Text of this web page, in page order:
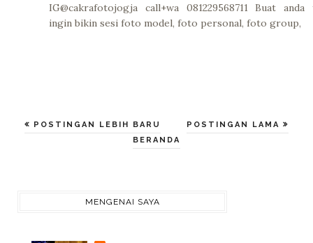
IG@cakrafotojogja call+wa 081229568711 Buat anda
ingin bikin sesi foto model, foto personal, foto group,
POSTINGAN LEBIH BARU
POSTINGAN LAMA
BERANDA
MENGENAI SAYA